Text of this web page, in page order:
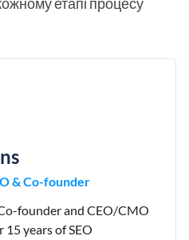
& Co-founder
founder and CEO/CMO
years of SEO